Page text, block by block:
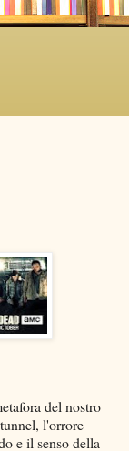
del nostro
l'orrore
e il senso della